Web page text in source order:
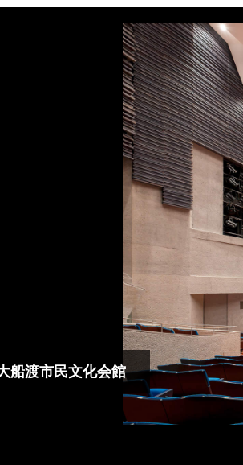
船渡市民文化会館